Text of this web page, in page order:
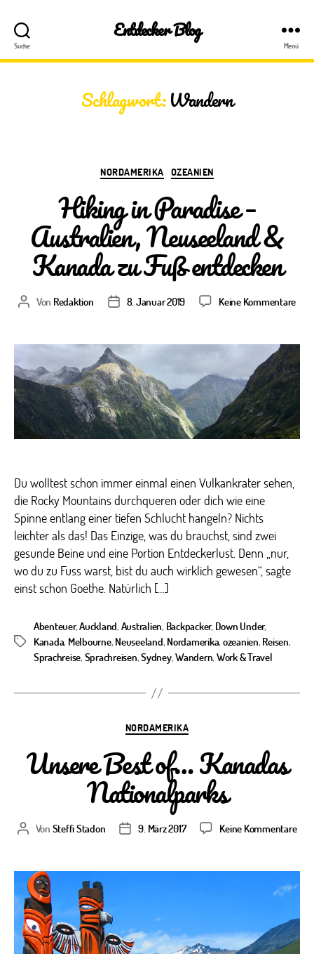
Suche
Entdecker Blog
Menü
Schlagwort:Wandern
Kategorien
NORDAMERIKA OZEANIEN
Hiking in Paradise –
Australien, Neuseeland &
Kanada zu Fuß entdecken
Beitragsautor
Von Redaktion Veröffentlichungsdatum
8. Januar 2019 Keine Kommentarezu
–
zu
Du wolltest schon immer einmal einen Vulkankrater sehen,
die Rocky Mountains durchqueren oder dich wie eine
Spinne entlang einer tiefen Schlucht hangeln? Nichts
leichter als das! Das Einzige, was du brauchst, sind zwei
gesunde Beine und eine Portion Entdeckerlust. Denn „nur,
wo du zu Fuss warst, bist du auch wirklich gewesen“, sagte
einst schon Goethe. Natürlich […]
Schlagwörter
Abenteuer,Auckland, Australien, Backpacker, Down Under,
Kanada, Melbourne, Neuseeland, Nordamerika, ozeanien, Reisen,
Sprachreise, Sprachreisen,Sydney,Wandern, Work & Travel
Kategorien
NORDAMERIKA
Unsere Best of… Kanadas
Nationalparks
Beitragsautor
Von Steffi Stadon Veröffentlichungsdatum
9. März 2017 Keine Kommentarezu
of…